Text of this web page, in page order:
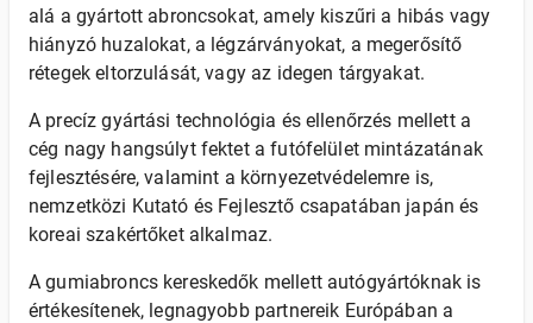
alá a gyártott abroncsokat, amely kiszűri a hibás vagy
hiányzó huzalokat, a légzárványokat, a megerősítő
rétegek eltorzulását, vagy az idegen tárgyakat.
A precíz gyártási technológia és ellenőrzés mellett a
cég nagy hangsúlyt fektet a futófelület mintázatának
fejlesztésére, valamint a környezetvédelemre is,
nemzetközi Kutató és Fejlesztő csapatában japán és
koreai szakértőket alkalmaz.
A gumiabroncs kereskedők mellett autógyártóknak is
értékesítenek, legnagyobb partnereik Európában a